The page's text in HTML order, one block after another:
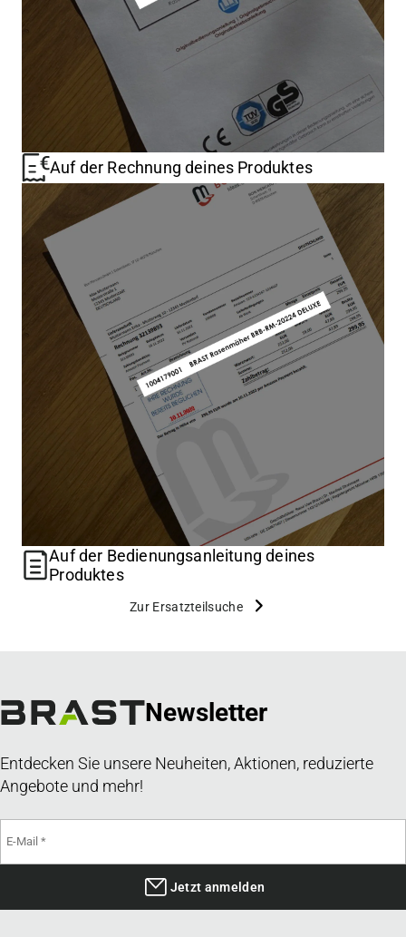
Auf der Rechnung deines Produktes
Auf der Bedienungsanleitung deines
Produktes
Zur Ersatzteilsuche
Newsletter
Entdecken Sie unsere Neuheiten, Aktionen, reduzierte
Angebote und mehr!
Jetzt anmelden